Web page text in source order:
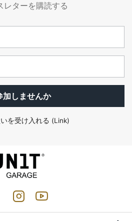
レターを購読する
加しませんか
を受け入れる (Link)